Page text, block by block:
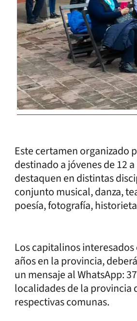
Este certamen organizado
destinado a jóvenes de 12
destaquen en distintas
conjunto musical, danza,
poesía, fotografía,
Los capitalinos
años en la provincia,
un mensaje al WhatsApp:
localidades de la provincia
respectivas comunas.